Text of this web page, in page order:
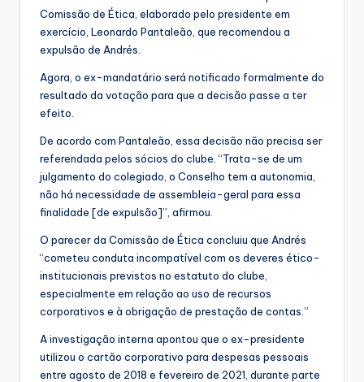
Comissão de Ética, elaborado pelo presidente em
exercício, Leonardo Pantaleão, que recomendou a
expulsão de Andrés.
Agora, o ex-mandatário será notificado formalmente do
resultado da votação para que a decisão passe a ter
efeito.
De acordo com Pantaleão, essa decisão não precisa ser
referendada pelos sócios do clube. “Trata-se de um
julgamento do colegiado, o Conselho tem a autonomia,
não há necessidade de assembleia-geral para essa
finalidade [de expulsão]”, afirmou.
O parecer da Comissão de Ética concluiu que Andrés
“cometeu conduta incompatível com os deveres ético-
institucionais previstos no estatuto do clube,
especialmente em relação ao uso de recursos
corporativos e à obrigação de prestação de contas.”
A investigação interna apontou que o ex-presidente
utilizou o cartão corporativo para despesas pessoais
entre agosto de 2018 e fevereiro de 2021, durante parte